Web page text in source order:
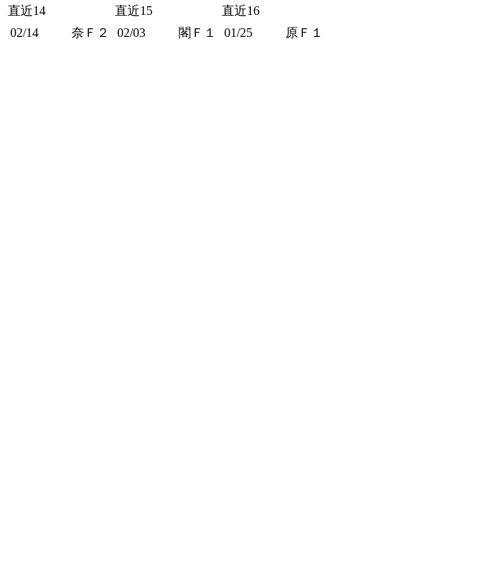
直近14 直近15
直近16
02/14 奈Ｆ２ 02/03 閣Ｆ１ 01/25 原Ｆ１